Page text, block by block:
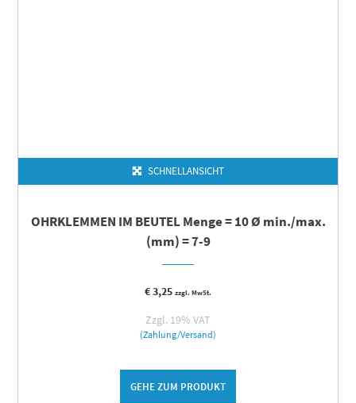
SCHNELLANSICHT
OHRKLEMMEN IM BEUTEL Menge = 10 Ø min./max.
(mm) = 7-9
€3,25 zzgl. MwSt.
Zzgl. 19% VAT
(Zahlung/Versand)
GEHE ZUM PRODUKT